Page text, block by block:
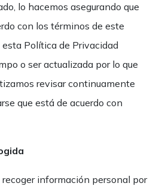
lo hacemos asegurando que
con los términos de este
Política de Privacidad
o ser actualizada por lo que
revisar continuamente
que está de acuerdo con
información personal por